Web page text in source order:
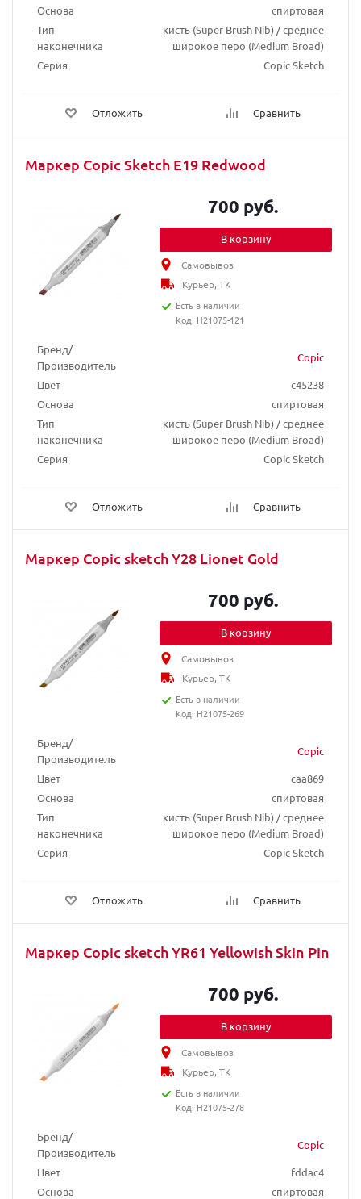
Основа
спиртовая
Тип
наконечника
кисть (Super Brush Nib) / среднее
широкое перо (Medium Broad)
Серия
Copic Sketch
Отложить Сравнить
Маркер Copic Sketch E19 Redwood
Бренд/
Производитель
Copic
Цвет
c45238
Основа
спиртовая
Тип
наконечника
кисть (Super Brush Nib) / среднее
широкое перо (Medium Broad)
Серия
Copic Sketch
Отложить Сравнить
700 руб.
В корзину
Самовывоз
Курьер, ТК
Есть в наличии
Код: H21075-121
Маркер Copic sketch Y28 Lionet Gold
Бренд/
Производитель
Copic
Цвет
caa869
Основа
спиртовая
Тип
наконечника
кисть (Super Brush Nib) / среднее
широкое перо (Medium Broad)
Серия
Copic Sketch
Отложить Сравнить
700 руб.
В корзину
Самовывоз
Курьер, ТК
Есть в наличии
Код: H21075-269
Маркер Copic sketch YR61 Yellowish Skin Pin
Бренд/
Производитель
Copic
Цвет
fddac4
Основа
спиртовая
700 руб.
В корзину
Самовывоз
Курьер, ТК
Есть в наличии
Код: H21075-278